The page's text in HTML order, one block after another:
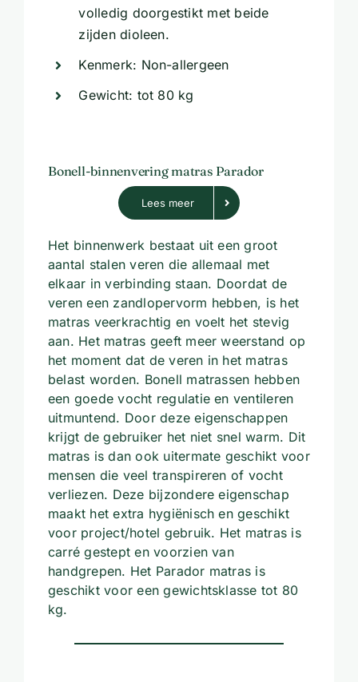
volledig doorgestikt met beide
zijden dioleen.
Kenmerk: Non-allergeen
Gewicht: tot 80 kg
Bonell-binnenvering matras Parador
Lees meer
Het binnenwerk bestaat uit een groot
aantal stalen veren die allemaal met
elkaar in verbinding staan. Doordat de
veren een zandlopervorm hebben, is het
matras veerkrachtig en voelt het stevig
aan. Het matras geeft meer weerstand op
het moment dat de veren in het matras
belast worden. Bonell matrassen hebben
een goede vocht regulatie en ventileren
uitmuntend. Door deze eigenschappen
krijgt de gebruiker het niet snel warm. Dit
matras is dan ook uitermate geschikt voor
mensen die veel transpireren of vocht
verliezen. Deze bijzondere eigenschap
maakt het extra hygiënisch en geschikt
voor project/hotel gebruik. Het matras is
carré gestept en voorzien van
handgrepen. Het Parador matras is
geschikt voor een gewichtsklasse tot 80
kg.